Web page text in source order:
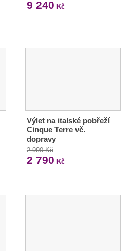
9 240 Kč
Výlet na italské pobřeží
Cinque Terre vč.
dopravy
2 990 Kč
2 790 Kč